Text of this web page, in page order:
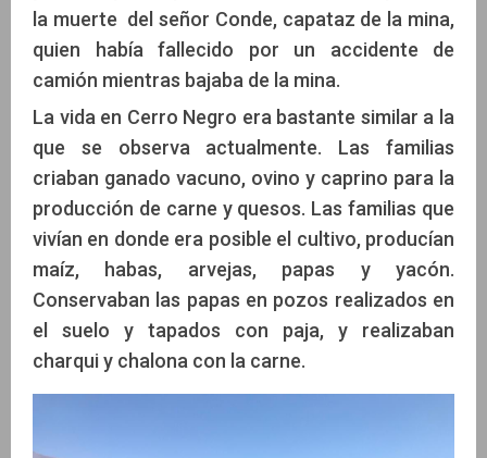
la muerte del señor Conde, capataz de la mina,
quien había fallecido por un accidente de
camión mientras bajaba de la mina.
La vida en Cerro Negro era bastante similar a la
que se observa actualmente. Las familias
criaban ganado vacuno, ovino y caprino para la
producción de carne y quesos. Las familias que
vivían en donde era posible el cultivo, producían
maíz, habas, arvejas, papas y yacón.
Conservaban las papas en pozos realizados en
el suelo y tapados con paja, y realizaban
charqui y chalona con la carne.